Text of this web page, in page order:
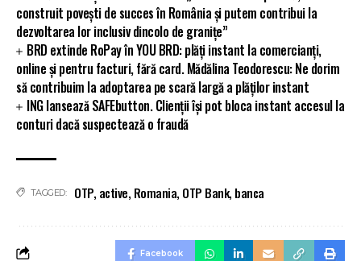
construit povești de succes în România și putem contribui la
dezvoltarea lor inclusiv dincolo de granițe”
BRD extinde RoPay în YOU BRD: plăți instant la comercianți,
online și pentru facturi, fără card. Mădălina Teodorescu: Ne dorim
să contribuim la adoptarea pe scară largă a plăților instant
ING lansează SAFEbutton. Clienții își pot bloca instant accesul la
conturi dacă suspectează o fraudă
TAGGED: OTP, active, Romania, OTP Bank, banca
Facebook